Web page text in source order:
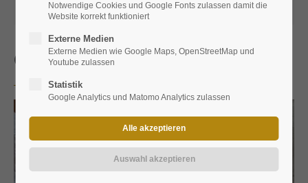
(Kommentare: 0)
Gin 4G
Notwendige Cookies und Google Fonts zulassen damit die
Website korrekt funktioniert
Externe Medien
Externe Medien wie Google Maps, OpenStreetMap und
Youtube zulassen
Statistik
Google Analytics und Matomo Analytics zulassen